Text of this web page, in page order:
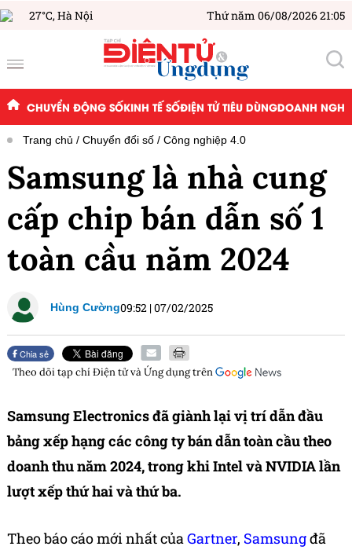
27°C,Hà Nội Thứ năm 06/08/2026 21:05
CHUYỂN ĐỘNG SỐKINH TẾ SỐĐIỆN TỬ TIÊU DÙNGDOANH
Trang chủ Chuyển đổi số Công nghiệp 4.0
Samsung là nhà cung
cấp chip bán dẫn số 1
toàn cầu năm 2024
Hùng Cường09:52 |07/02/2025
Chia sẻ
Theo dõi tạp chíĐiện tử và Ứng dụngtrên
Samsung Electronics đã giành lại vị trí dẫn đầu
bảng xếp hạng các công ty bán dẫn toàn cầu theo
doanh thu năm 2024, trong khi Intel và NVIDIA lần
lượt xếp thứ hai và thứ ba.
Theo báo cáo mới nhất củaGartner, Samsungđã